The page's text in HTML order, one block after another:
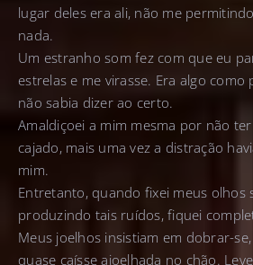
lugar deles era ali, não me
nada.
Um estranho som fez com que eu
estrelas e me virasse. Era algo como
não sabia dizer ao certo.
Amaldiçoei a mim mesma por não
cajado, mais uma vez a distração
mim.
Entretanto, quando fixei meus olhos
produzindo tais ruídos, fiquei
Meus joelhos insistiam em dobrar-
quase caísse ajoelhada no chão.